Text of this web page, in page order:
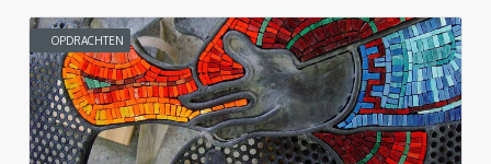
OPDRACHTEN